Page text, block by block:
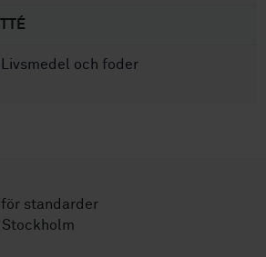
Livsmedel och foder
standarder
Stockholm